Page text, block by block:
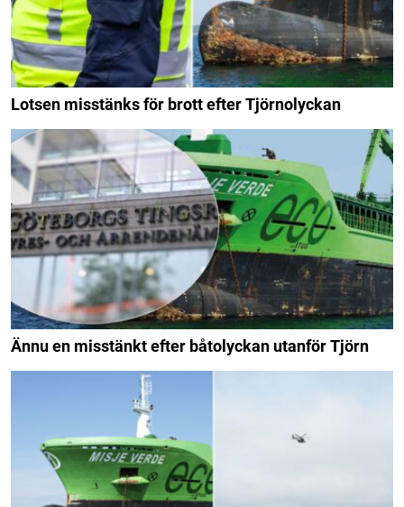
Lotsen misstänks för brott efter Tjörnolyckan
Ännu en misstänkt efter båtolyckan utanför Tjörn